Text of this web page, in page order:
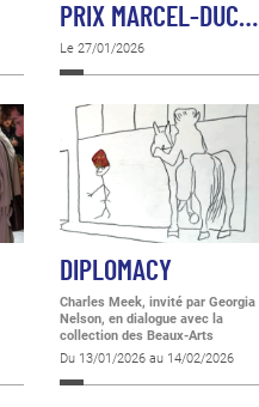
PRIX MARCEL-DUC…
Le 27/01/2026
DIPLOMACY
Charles Meek, invité par Georgia
Nelson, en dialogue avec la
collection des Beaux-Arts
Du 13/01/2026 au 14/02/2026